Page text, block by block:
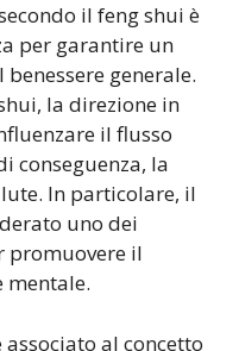
il feng shui è
per garantire un
generale.
la direzione in
il flusso
conseguenza, la
In particolare, il
uno dei
promuovere il
mentale.
al concetto